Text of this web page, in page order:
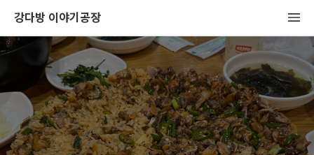
강다방 이야기공장